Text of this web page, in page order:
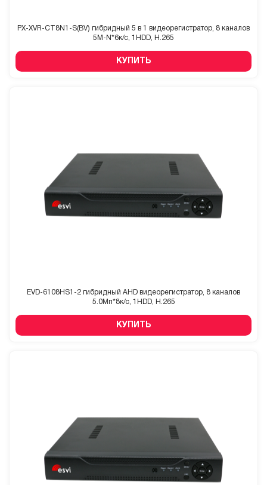
PX-XVR-CT8N1-S(BV) гибридный 5 в 1 видеорегистратор, 8 каналов
5М-N*6к/с, 1HDD, H.265
КУПИТЬ
EVD-6108HS1-2 гибридный AHD видеорегистратор, 8 каналов
5.0Мп*8к/с, 1HDD, H.265
КУПИТЬ